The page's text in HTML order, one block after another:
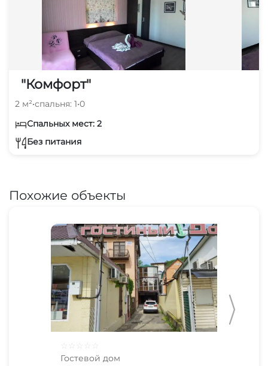
"Комфорт"
2 м²•спальня: 1•0
Спальных мест: 2
Без питания
Похожие объекты
Гостевой дом